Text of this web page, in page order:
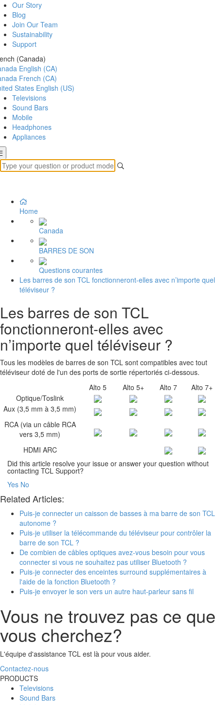
Our Story
Blog
Join Our Team
Sustainability
Support
(Canada)
English (CA)
French (CA)
States English (US)
Televisions
Sound Bars
Mobile
Headphones
Appliances
Home
Canada
BARRES DE SON
Questions courantes
Les barres de son TCL fonctionneront-elles avec n’importe quel
téléviseur ?
Les barres de son TCL
fonctionneront-elles avec
n’importe quel téléviseur ?
Tous les modèles de barres de son TCL sont compatibles avec tout
téléviseur doté de l'un des ports de sortie répertoriés ci-dessous.
Alto 5
Alto 5+ Alto 7
Alto 7+
Optique/Toslink
Aux (3,5 mm à 3,5 mm)
RCA (via un câble RCA
vers 3,5 mm)
HDMI ARC
Did this article resolve your issue or answer your question without
contacting TCL Support?
Yes No
Related Articles:
Puis-je connecter un caisson de basses à ma barre de son TCL
autonome ?
Puis-je utiliser la télécommande du téléviseur pour contrôler la
barre de son TCL ?
De combien de câbles optiques avez-vous besoin pour vous
connecter si vous ne souhaitez pas utiliser Bluetooth ?
Puis-je connecter des enceintes surround supplémentaires à
l'aide de la fonction Bluetooth ?
Puis-je envoyer le son vers un autre haut-parleur sans fil
Vous ne trouvez pas ce que
vous cherchez?
L'équipe d'assistance TCL est là pour vous aider.
Contactez-nous
PRODUCTS
Televisions
Sound Bars